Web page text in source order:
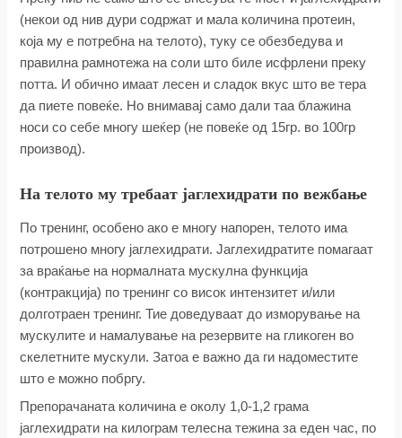
(некои од нив дури содржат и мала количина протеин,
која му е потребна на телото), туку се обезбедува и
правилна рамнотежа на соли што биле исфрлени преку
потта. И обично имаат лесен и сладок вкус што ве тера
да пиете повеќе. Но внимавај само дали таа блажина
носи со себе многу шеќер (не повеќе од 15гр. во 100гр
производ).
На телото му требаат јаглехидрати по вежбање
По тренинг, особено ако е многу напорен, телото има
потрошено многу јаглехидрати. Јаглехидратите помагаат
за враќање на нормалната мускулна функција
(контракција) по тренинг со висок интензитет и/или
долготраен тренинг. Тие доведуваат до изморување на
мускулите и намалување на резервите на гликоген во
скелетните мускули. Затоа е важно да ги надоместите
што е можно побргу.
Препорачаната количина е околу 1,0-1,2 грама
јаглехидрати на килограм телесна тежина за еден час, по